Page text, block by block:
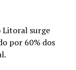
Litoral surge
por 60% dos